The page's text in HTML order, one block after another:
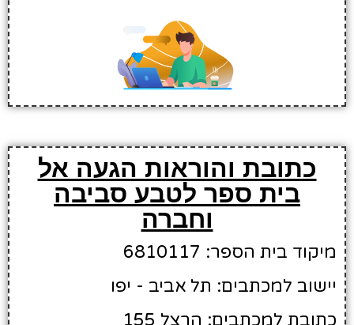
כתובת והוראות הגעה אל
בית ספר לטבע סביבה
וחברה
מיקוד בית הספר: 6810117
יישוב למכתבים: תל אביב - יפו
כתובת למכתבים: הרצל 155